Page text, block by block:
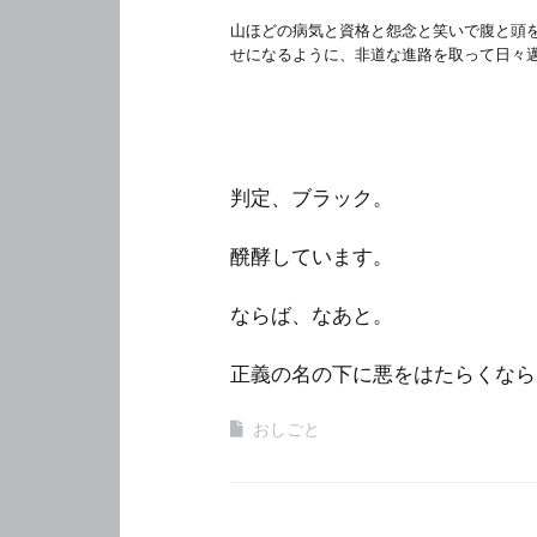
山ほどの病気と資格と怨念と笑いで腹と
せになるように、非道な進路を取って日々
判定、ブラック。
醗酵しています。
ならば、なあと。
正義の名の下に悪をはたらくな
おしごと